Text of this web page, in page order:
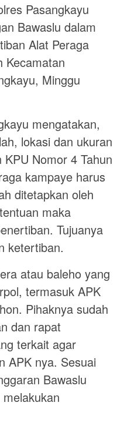
Pasangkayu
Bawaslu dalam
Alat Peraga
Kecamatan
Minggu
mengatakan,
lokasi dan ukuran
Nomor 4 Tahun
kampaye harus
ditetapkan oleh
maka
Tujuanya
ketertiban.
atau baleho yang
termasuk APK
Pihaknya sudah
dan rapat
terkait agar
APK nya. Sesuai
Bawaslu